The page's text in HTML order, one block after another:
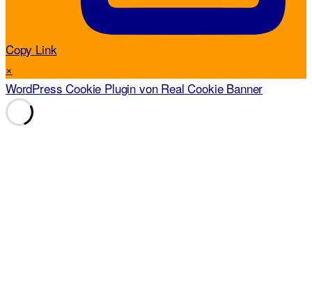
Copy Link
×
WordPress Cookie Plugin von Real Cookie Banner